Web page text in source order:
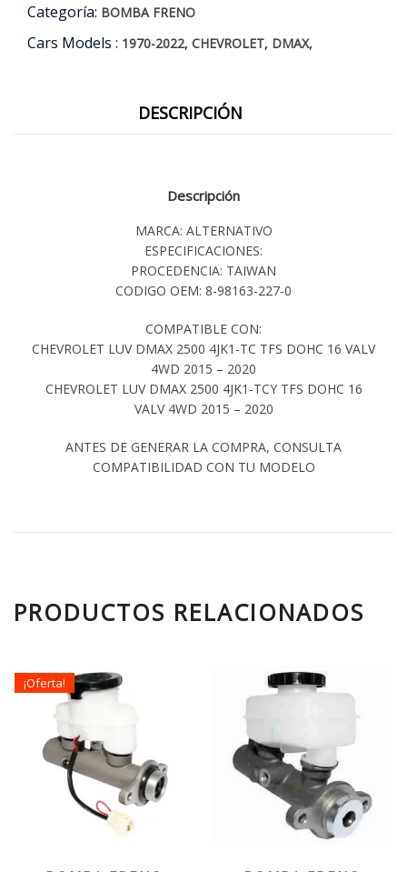
Categoría: BOMBA FRENO
Cars Models : 1970-2022, CHEVROLET, DMAX,
DESCRIPCIÓN
Descripción
MARCA: ALTERNATIVO
ESPECIFICACIONES:
PROCEDENCIA: TAIWAN
CODIGO OEM: 8-98163-227-0
COMPATIBLE CON:
CHEVROLET LUV DMAX 2500 4JK1-TC TFS DOHC 16 VALV
4WD 2015 – 2020
CHEVROLET LUV DMAX 2500 4JK1-TCY TFS DOHC 16
VALV 4WD 2015 – 2020
ANTES DE GENERAR LA COMPRA, CONSULTA
COMPATIBILIDAD CON TU MODELO
PRODUCTOS RELACIONADOS
¡Oferta!